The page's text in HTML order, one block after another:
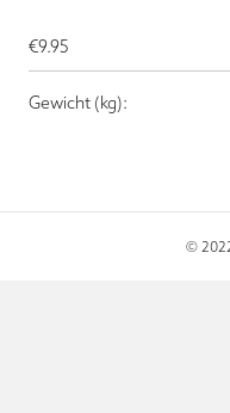
€9.95
Gewicht (kg):
©